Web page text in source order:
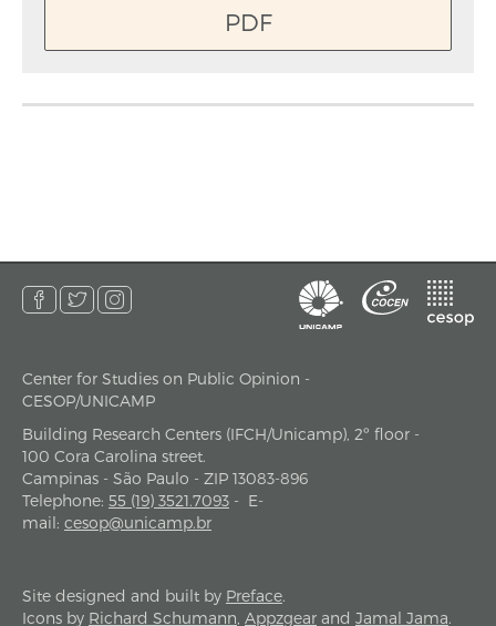
PDF
address
Center for Studies on Public Opinion -
CESOP/UNICAMP
Building Research Centers (IFCH/Unicamp), 2º floor -
100 Cora Carolina street.
Campinas - São Paulo - ZIP 13083-896
Telephone: 55 (19) 3521.7093 - E-
mail: cesop@unicamp.br
Site designed and built by Preface.
Icons by Richard Schumann, Appzgear and Jamal Jama.